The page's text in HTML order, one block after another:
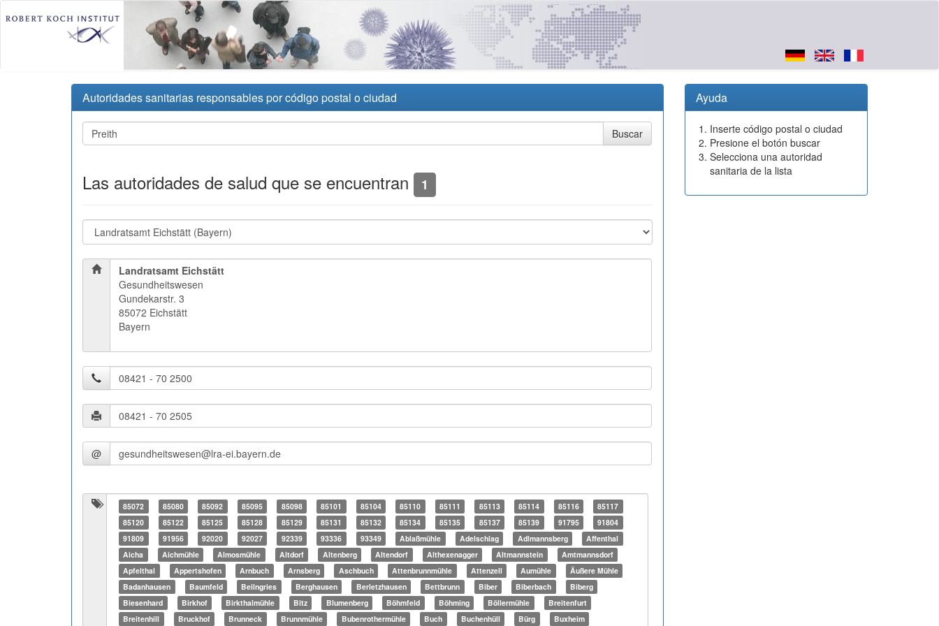
Autoridades sanitarias responsables por código postal o ciudad
Las autoridades de salud que se encuentran 1
Landratsamt Eichstätt
Gesundheitswesen
Gundekarstr. 3
85072 Eichstätt
Bayern
@
85072 85080 85092 85095 85098 85101 85104 85110 85111 85113 85114 85116
85117
85120
85122 85125 85128 85129 85131 85132 85134 85135 85137 85139 91795
91804
91809
91956 92020 92027 92339 93336 93349 Ablaßmühle Adelschlag Adlmannsberg
Affenthal
Aicha
Aichmühle Almosmühle Altdorf Altenberg Altendorf Althexenagger Altmannstein
Amtmannsdorf
Apfelthal
Appertshofen Arnbuch Arnsberg Aschbuch Attenbrunnmühle Attenzell Aumühle
Äußere Mühle
Badanhausen
Baumfeld Beilngries Berghausen Berletzhausen Bettbrunn Biber Biberbach
Biberg
Biesenhard
Birkhof Birkthalmühle Bitz Blumenberg Böhmfeld Böhming Böllermühle
Breitenfurt
Breitenhill
Bruckhof Brunneck Brunnmühle Bubenrothermühle Buch Buchenhüll Bürg Buxheim
Ayuda
Inserte código postal o ciudad
Presione el botón buscar
Selecciona una autoridad
sanitaria de la lista